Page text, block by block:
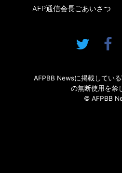
AFP通信会長ごあいさつ
AFPBB Newsに掲載してい
の無断使用を禁
© AFPBB